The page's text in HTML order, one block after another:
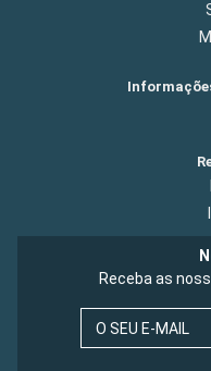
Receba as
O SEU E-MAIL